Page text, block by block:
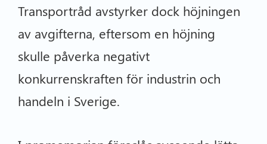
Transportråd avstyrker dock höjningen
av avgifterna, eftersom en höjning
skulle påverka negativt
konkurrenskraften för industrin och
handeln i Sverige.